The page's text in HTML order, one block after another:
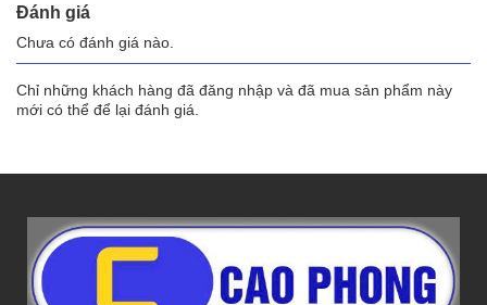
Đánh giá
Chưa có đánh giá nào.
Chỉ những khách hàng đã đăng nhập và đã mua sản phẩm này
mới có thể để lại đánh giá.